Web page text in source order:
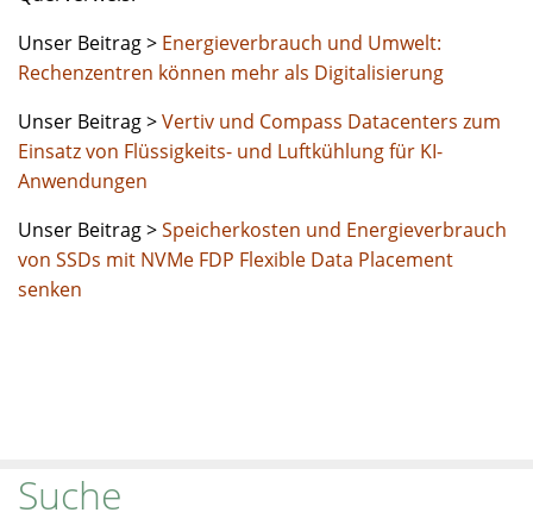
Unser Beitrag > Energieverbrauch und Umwelt:
Rechenzentren können mehr als Digitalisierung
Unser Beitrag >Vertiv und Compass Datacenters zum
Einsatz von Flüssigkeits- und Luftkühlung für KI-
Anwendungen
Unser Beitrag >Speicherkosten und Energieverbrauch
von SSDs mit NVMe FDP Flexible Data Placement
senken
Suche